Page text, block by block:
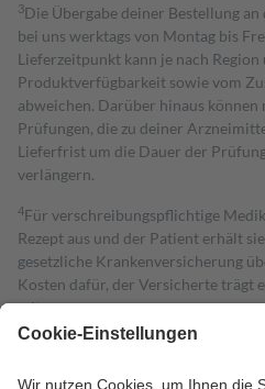
3Die Übergabe deiner Bestellung
bei uns werktags von Montag bis
Lieferzeitpunkt kann je nach
Produktverfügbarkeit sowie vom
abweichen. Darüber hinaus
Prüfungen, die zu deiner
Lieferfrist um die Dauer der
verlängern.
4Für verschreibungspflichtige
Rezept aus und der Patient erhält
gesetzliche Krankenversicherung
Kosten dafür, der Versicherte trägt
mit.
Grundsätzlich leisten Mitglieder
höchstens zehn Euro.
Es sind